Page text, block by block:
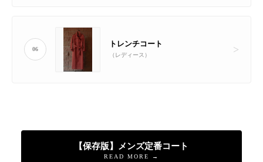
06
トレンチコート
（レディース）
【保存版】メンズ定番コート
READ MORE →